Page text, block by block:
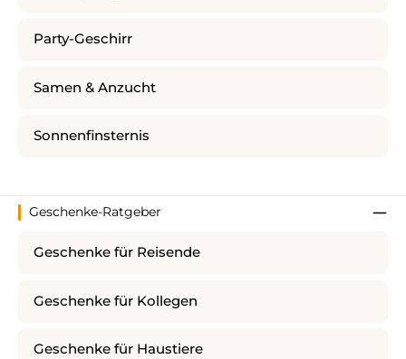
Party-Geschirr
Samen & Anzucht
Sonnenfinsternis
Geschenke-Ratgeber
Geschenke für Reisende
Geschenke für Kollegen
Geschenke für Haustiere